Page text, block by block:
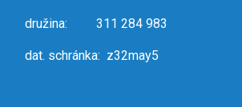
družina: 311 284 983
dat. schránka: z32may5